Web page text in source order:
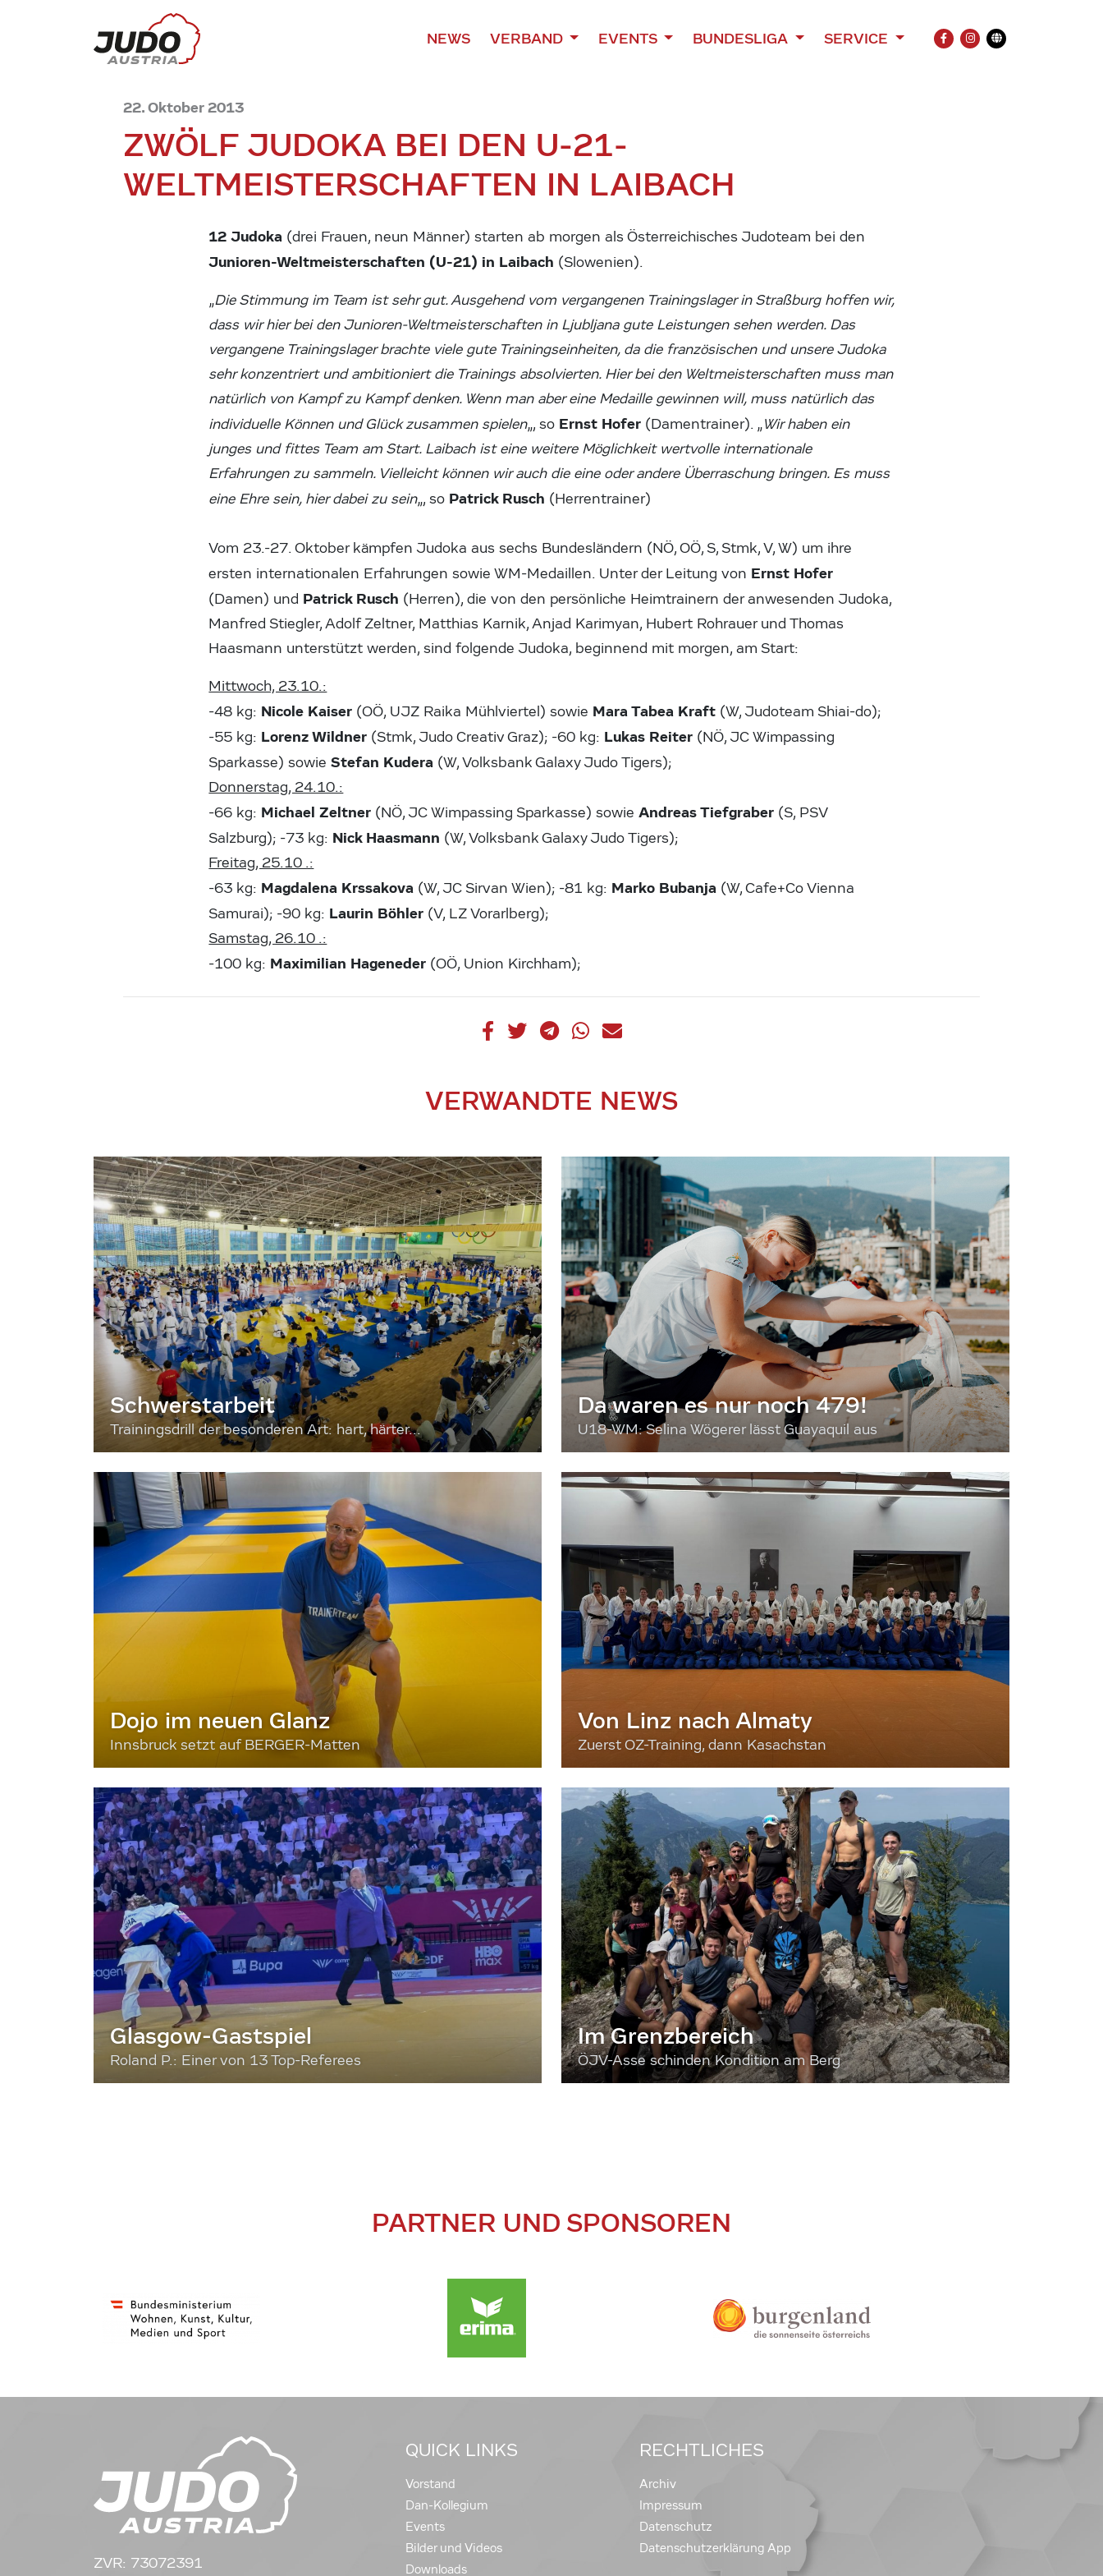
NEWS VERBAND EVENTS BUNDESLIGA SERVICE
FACEBOOK
INSTAGRAM
Übersetzung
22. Oktober 2013
ZWÖLF JUDOKA BEI DEN U-21-
WELTMEISTERSCHAFTEN IN LAIBACH
12 Judoka (drei Frauen, neun Männer) starten ab morgen als Österreichisches Judoteam bei den
Junioren-Weltmeisterschaften (U-21) in Laibach (Slowenien).
„Die Stimmung im Team ist sehr gut. Ausgehend vom vergangenen Trainingslager in Straßburg hoffen wir,
dass wir hier bei den Junioren-Weltmeisterschaften in Ljubljana gute Leistungen sehen werden. Das
vergangene Trainingslager brachte viele gute Trainingseinheiten, da die französischen und unsere Judoka
sehr konzentriert und ambitioniert die Trainings absolvierten. Hier bei den Weltmeisterschaften muss man
natürlich von Kampf zu Kampf denken. Wenn man aber eine Medaille gewinnen will, muss natürlich das
individuelle Können und Glück zusammen spielen„, so Ernst Hofer (Damentrainer). „Wir haben ein
junges und fittes Team am Start. Laibach ist eine weitere Möglichkeit wertvolle internationale
Erfahrungen zu sammeln. Vielleicht können wir auch die eine oder andere Überraschung bringen. Es muss
eine Ehre sein, hier dabei zu sein„, so Patrick Rusch (Herrentrainer)
Vom 23.-27. Oktober kämpfen Judoka aus sechs Bundesländern (NÖ, OÖ, S, Stmk, V, W) um ihre
ersten internationalen Erfahrungen sowie WM-Medaillen. Unter der Leitung von Ernst Hofer
(Damen) und Patrick Rusch (Herren), die von den persönliche Heimtrainern der anwesenden Judoka,
Manfred Stiegler, Adolf Zeltner, Matthias Karnik, Anjad Karimyan, Hubert Rohrauer und Thomas
Haasmann unterstützt werden, sind folgende Judoka, beginnend mit morgen, am Start:
Mittwoch, 23.10.:
-48 kg: Nicole Kaiser (OÖ, UJZ Raika Mühlviertel) sowie Mara Tabea Kraft (W, Judoteam Shiai-do);
-55 kg: Lorenz Wildner (Stmk, Judo Creativ Graz); -60 kg: Lukas Reiter (NÖ, JC Wimpassing
Sparkasse) sowieStefan Kudera (W, Volksbank Galaxy Judo Tigers);
Donnerstag, 24.10.:
-66 kg: Michael Zeltner (NÖ, JC Wimpassing Sparkasse) sowieAndreas Tiefgraber (S, PSV
Salzburg); -73 kg: Nick Haasmann (W, Volksbank Galaxy Judo Tigers);
Freitag, 25.10 .:
-63 kg: Magdalena Krssakova (W, JC Sirvan Wien); -81 kg: Marko Bubanja (W, Cafe+Co Vienna
Samurai); -90 kg: Laurin Böhler (V, LZ Vorarlberg);
Samstag, 26.10 .:
-100 kg: Maximilian Hageneder (OÖ, Union Kirchham);
VERWANDTE NEWS
Schwerstarbeit
Trainingsdrill der besonderen Art: hart, härter...
Da waren es nur noch 479!
U18-WM: Selina Wögerer lässt Guayaquil aus
Dojo im neuen Glanz
Innsbruck setzt auf BERGER-Matten
Von Linz nach Almaty
Zuerst OZ-Training, dann Kasachstan
Glasgow-Gastspiel
Roland P.: Einer von 13 Top-Referees
Im Grenzbereich
ÖJV-Asse schinden Kondition am Berg
PARTNER UND SPONSOREN
ZVR: 73072391
QUICK LINKS
Vorstand
Dan-Kollegium
Events
Bilder und Videos
Downloads
RECHTLICHES
Archiv
Impressum
Datenschutz
Datenschutzerklärung App